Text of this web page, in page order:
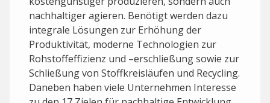
nachhaltiger agieren. Benötigt werden dazu
integrale Lösungen zur Erhöhung der
Produktivität, moderne Technologien zur
Rohstoffeffizienz und –erschließung sowie zur
Schließung von Stoffkreisläufen und Recycling.
Daneben haben viele Unternehmen Interesse